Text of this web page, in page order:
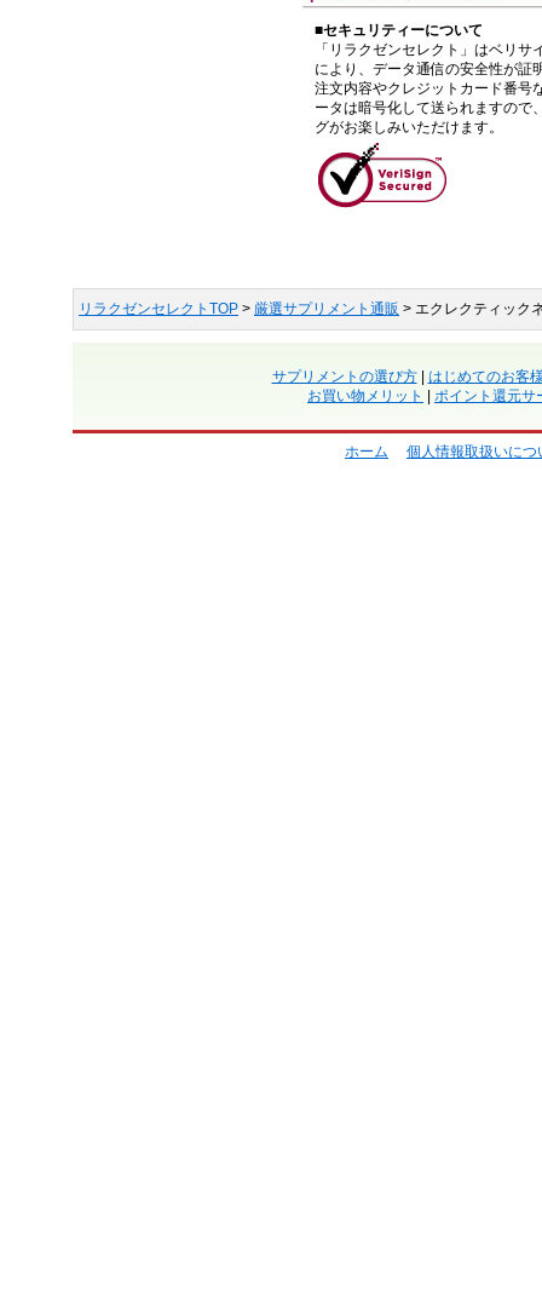
■セキュリティーについて
「リラクゼンセレクト」はベリサ
により、データ通信の安全性が証
注文内容やクレジットカード番号
ータは暗号化して送られますので
グがお楽しみいただけます。
リラクゼンセレクトTOP > 厳選サプリメント通販 > エクレクティック
サプリメントの選び方| はじめてのお客
お買い物メリット
ポイント還元サ
ホーム 個人情報取扱いにつ